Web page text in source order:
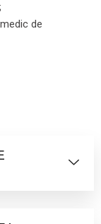
de